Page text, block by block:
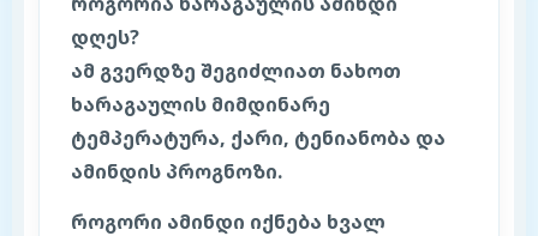
დღეს?
ამ გვერდზე შეგიძლიათ ნახოთ
ხარაგაულის მიმდინარე
ტემპერატურა, ქარი, ტენიანობა და
ამინდის პროგნოზი.
როგორი ამინდი იქნება ხვალ